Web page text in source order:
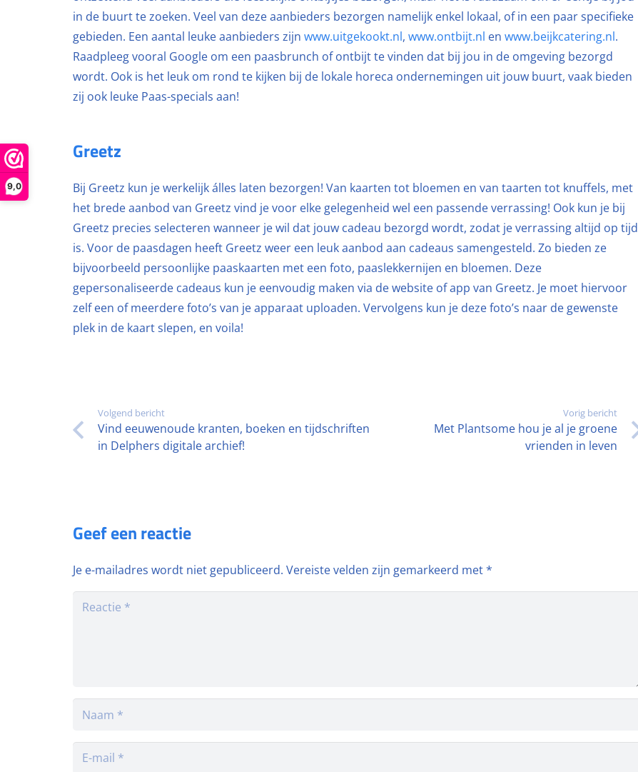
9,0
in de buurt te zoeken. Veel van deze aanbieders bezorgen namelijk enkel lokaal, of in een paar specifieke
gebieden. Een aantal leuke aanbieders zijn www.uitgekookt.nl, www.ontbijt.nl en www.beijkcatering.nl.
Raadpleeg vooral Google om een paasbrunch of ontbijt te vinden dat bij jou in de omgeving bezorgd
wordt. Ook is het leuk om rond te kijken bij de lokale horeca ondernemingen uit jouw buurt, vaak bieden
zij ook leuke Paas-specials aan!
Greetz
Bij Greetz kun je werkelijk álles laten bezorgen! Van kaarten tot bloemen en van taarten tot knuffels, met
het brede aanbod van Greetz vind je voor elke gelegenheid wel een passende verrassing! Ook kun je bij
Greetz precies selecteren wanneer je wil dat jouw cadeau bezorgd wordt, zodat je verrassing altijd op tijd
is. Voor de paasdagen heeft Greetz weer een leuk aanbod aan cadeaus samengesteld. Zo bieden ze
bijvoorbeeld persoonlijke paaskaarten met een foto, paaslekkernijen en bloemen. Deze
gepersonaliseerde cadeaus kun je eenvoudig maken via de website of app van Greetz. Je moet hiervoor
zelf een of meerdere foto’s van je apparaat uploaden. Vervolgens kun je deze foto’s naar de gewenste
plek in de kaart slepen, en voila!
Volgend bericht
Vind eeuwenoude kranten, boeken en tijdschriften
in Delphers digitale archief!
Vorig bericht
Met Plantsome hou je al je groene
vrienden in leven
Geef een reactie
Je e-mailadres wordt niet gepubliceerd. Vereiste velden zijn gemarkeerd met*